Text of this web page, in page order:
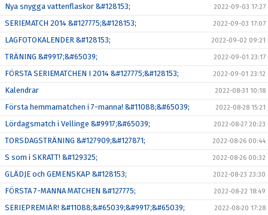
Nya snygga vattenflaskor &#128153; 2022-09-03 17:27
SERIEMATCH 2014 &#127775;&#128153; 2022-09-03 17:07
LAGFOTOKALENDER &#128153; 2022-09-02 09:21
TRÄNING &#9917;&#65039; 2022-09-01 23:17
FÖRSTA SERIEMATCHEN I 2014 &#127775;&#128153; 2022-09-01 23:12
Kalendrar 2022-08-31 10:18
Första hemmamatchen i 7-manna! &#11088;&#65039; 2022-08-28 15:21
Lördagsmatch i Vellinge &#9917;&#65039; 2022-08-27 20:23
TORSDAGSTRÄNING &#127909;&#127871; 2022-08-26 00:44
S som i SKRATT! &#129325; 2022-08-26 00:32
GLÄDJE och GEMENSKAP &#128153; 2022-08-23 23:30
FÖRSTA 7-MANNA MATCHEN &#127775; 2022-08-22 18:49
SERIEPREMIÄR! &#11088;&#65039;&#9917;&#65039; 2022-08-20 17:28